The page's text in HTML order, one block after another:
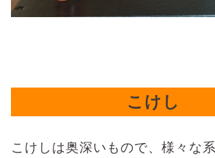
こけし
こけしは奥深いもので、様々な